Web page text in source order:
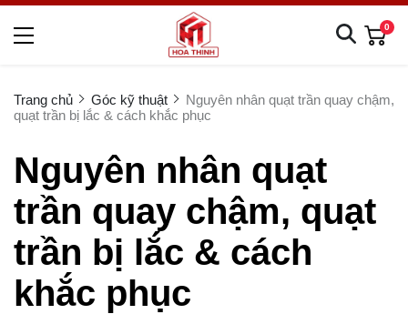
0
Trang chủ Góc kỹ thuật
Nguyên nhân quạt trần quay chậm,
quạt trần bị lắc & cách khắc phục
Nguyên nhân quạt
trần quay chậm, quạt
trần bị lắc & cách
khắc phục